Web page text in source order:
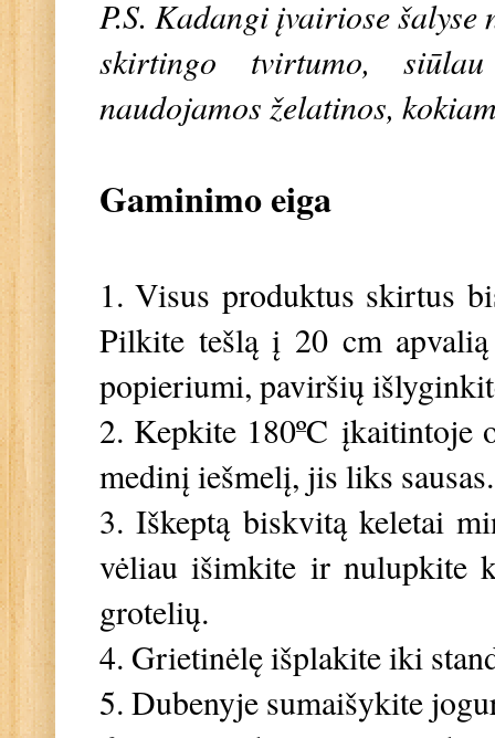
P.S. Kadangi įvairiose
skirtingo tvirtumo,
naudojamos želatinos,
Gaminimo eiga
1. Visus produktus skirtus
Pilkite tešlą į 20 cm
popieriumi, paviršių
2. Kepkite 180ºC įkaitintoje
medinį iešmelį, jis liks sausas.
3. Iškeptą biskvitą keletai
vėliau išimkite ir nulupkite
grotelių.
4. Grietinėlę išplakite iki
5. Dubenyje sumaišykite